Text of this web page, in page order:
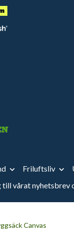
Friluftsliv
till vårat nyhetsbrev
Canvas